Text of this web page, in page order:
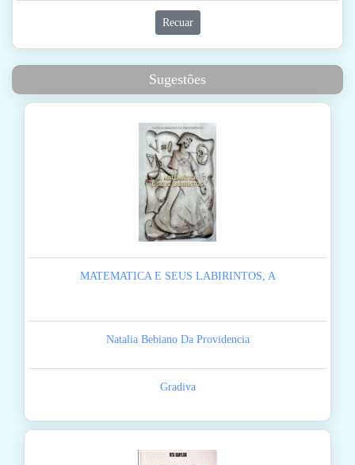
Recuar
Sugestões
MATEMATICA E SEUS LABIRINTOS, A
Natalia Bebiano Da Providencia
Gradiva